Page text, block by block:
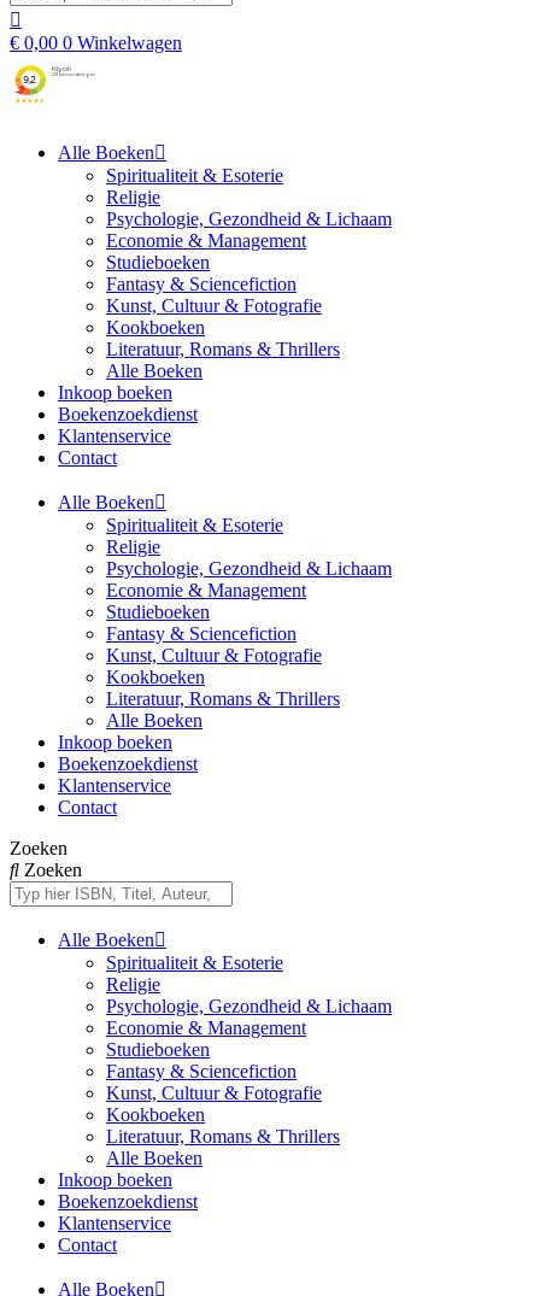
€ 0,00 0 Winkelwagen
Alle Boeken
Spiritualiteit & Esoterie
Religie
Psychologie, Gezondheid & Lichaam
Economie & Management
Studieboeken
Fantasy & Sciencefiction
Kunst, Cultuur & Fotografie
Kookboeken
Literatuur, Romans & Thrillers
Alle Boeken
Inkoop boeken
Boekenzoekdienst
Klantenservice
Contact
Alle Boeken
Spiritualiteit & Esoterie
Religie
Psychologie, Gezondheid & Lichaam
Economie & Management
Studieboeken
Fantasy & Sciencefiction
Kunst, Cultuur & Fotografie
Kookboeken
Literatuur, Romans & Thrillers
Alle Boeken
Inkoop boeken
Boekenzoekdienst
Klantenservice
Contact
Zoeken
Zoeken
Alle Boeken
Spiritualiteit & Esoterie
Religie
Psychologie, Gezondheid & Lichaam
Economie & Management
Studieboeken
Fantasy & Sciencefiction
Kunst, Cultuur & Fotografie
Kookboeken
Literatuur, Romans & Thrillers
Alle Boeken
Inkoop boeken
Boekenzoekdienst
Klantenservice
Contact
Alle Boeken